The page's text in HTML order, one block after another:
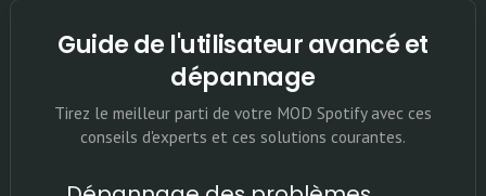
Guide de l'utilisateur avancé et
dépannage
Tirez le meilleur parti de votre MOD Spotify avec ces
conseils d'experts et ces solutions courantes.